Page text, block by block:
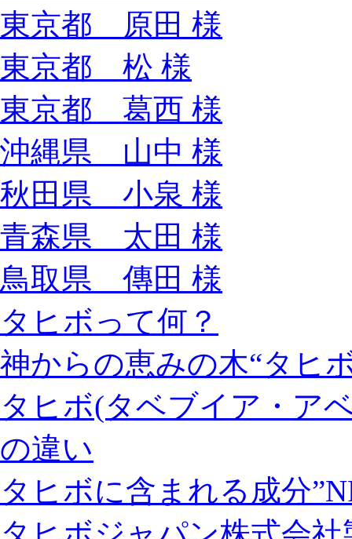
東京都 原田 様
東京都 松 様
東京都 葛西 様
沖縄県 山中 様
秋田県 小泉 様
青森県 太田 様
鳥取県 傳田 様
タヒボって何？
神からの恵みの木“タヒ
タヒボ(タベブイア・ア
の違い
タヒボに含まれる成分